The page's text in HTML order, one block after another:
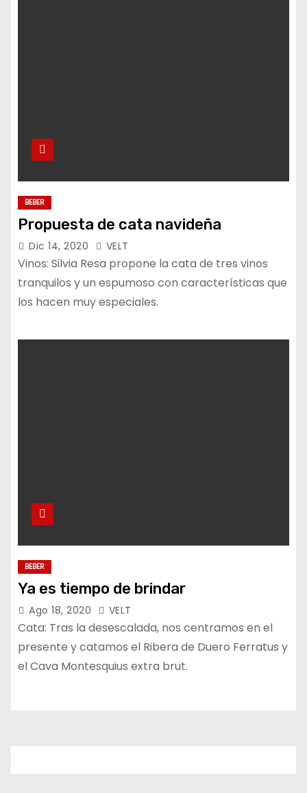
BEBER
Propuesta de cata navideña
Dic 14, 2020 VELT
Vinos: Silvia Resa propone la cata de tres vinos
tranquilos y un espumoso con características que
los hacen muy especiales.
BEBER
Ya es tiempo de brindar
Ago 18, 2020 VELT
Cata: Tras la desescalada, nos centramos en el
presente y catamos el Ribera de Duero Ferratus y
el Cava Montesquius extra brut.